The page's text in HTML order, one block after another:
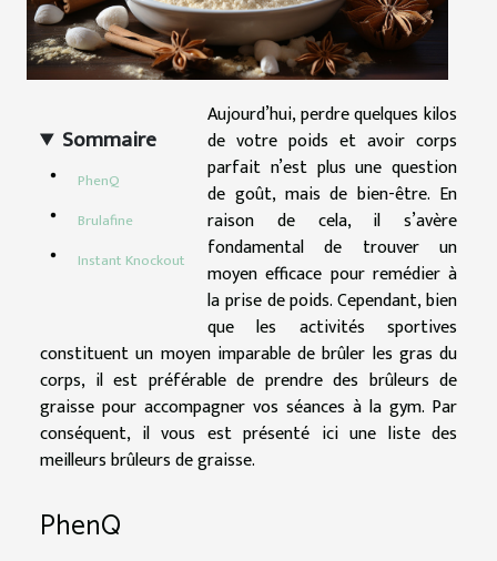
Sommaire
PhenQ
Brulafine
Instant Knockout
Aujourd’hui, perdre quelques kilos
de votre poids et avoir corps
parfait n’est plus une question
de goût, mais de bien-être. En
raison de cela, il s’avère
fondamental de trouver un
moyen efficace pour remédier à
la prise de poids. Cependant, bien
que les activités sportives
constituent un moyen imparable de brûler les gras du
corps, il est préférable de prendre des brûleurs de
graisse pour accompagner vos séances à la gym. Par
conséquent, il vous est présenté ici une liste des
meilleurs brûleurs de graisse.
PhenQ